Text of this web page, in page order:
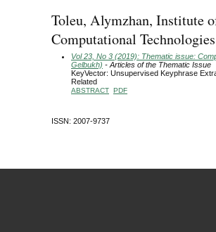
Toleu, Alymzhan, Institute
Computational
Vol 23, No 3 (2019): Thematic issue:
Gelbukh) - Articles of the Thematic Issue
KeyVector: Unsupervised Keyphrase
Related
ABSTRACT PDF
ISSN: 2007-9737